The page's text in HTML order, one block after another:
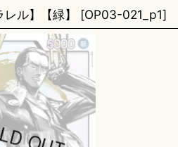
ル】【緑】 [OP03-021_p1]